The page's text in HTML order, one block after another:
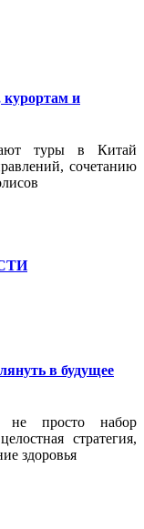
и
туры в Китай
сочетанию
в будущее
не просто набор
стратегия,
здоровья